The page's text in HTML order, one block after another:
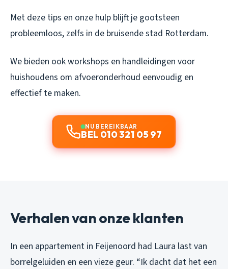
Met deze tips en onze hulp blijft je gootsteen
probleemloos, zelfs in de bruisende stad Rotterdam.
We bieden ook workshops en handleidingen voor
huishoudens om afvoeronderhoud eenvoudig en
effectief te maken.
NU BEREIKBAAR
BEL 010 321 05 97
Verhalen van onze klanten
In een appartement in Feijenoord had Laura last van
borrelgeluiden en een vieze geur. “Ik dacht dat het een